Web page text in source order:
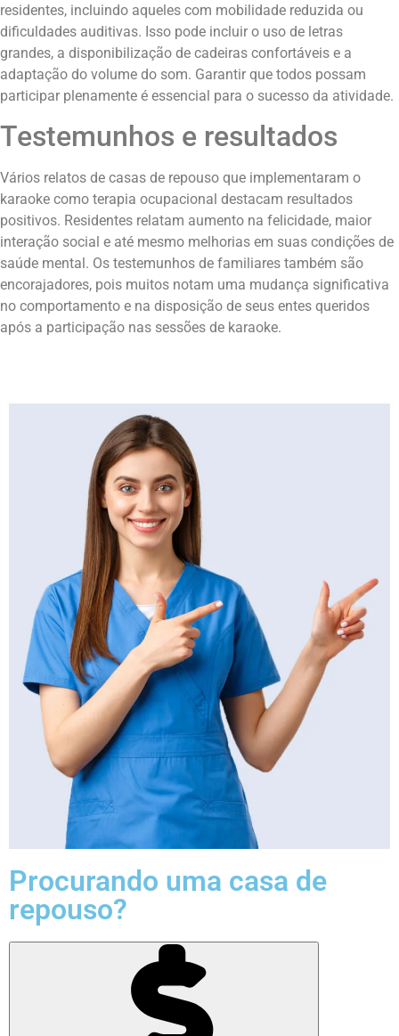
residentes, incluindo aqueles com mobilidade reduzida ou
dificuldades auditivas. Isso pode incluir o uso de letras
grandes, a disponibilização de cadeiras confortáveis e a
adaptação do volume do som. Garantir que todos possam
participar plenamente é essencial para o sucesso da atividade.
Testemunhos e resultados
Vários relatos de casas de repouso que implementaram o
karaoke como terapia ocupacional destacam resultados
positivos. Residentes relatam aumento na felicidade, maior
interação social e até mesmo melhorias em suas condições de
saúde mental. Os testemunhos de familiares também são
encorajadores, pois muitos notam uma mudança significativa
no comportamento e na disposição de seus entes queridos
após a participação nas sessões de karaoke.
Procurando uma casa de
repouso?